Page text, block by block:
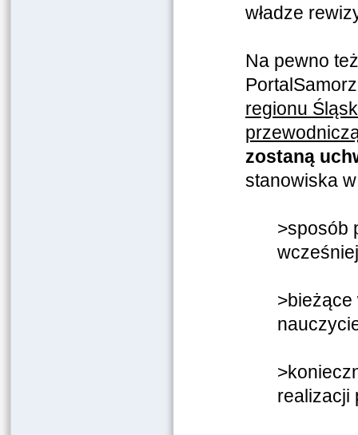
władze
Na pewno
regionu
zostaną
stanowiska
>sposób
realizacji